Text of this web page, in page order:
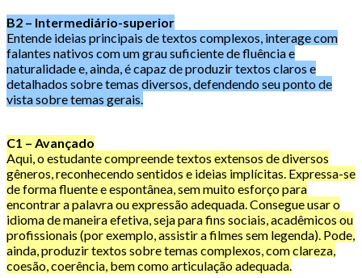
B2 – Intermediário-superior
Entende ideias principais de textos complexos, interage com
falantes nativos com um grau suficiente de fluência e
naturalidade e, ainda, é capaz de produzir textos claros e
detalhados sobre temas diversos, defendendo seu ponto de
vista sobre temas gerais.
C1 – Avançado
Aqui, o estudante compreende textos extensos de diversos
gêneros, reconhecendo sentidos e ideias implícitas. Expressa-se
de forma fluente e espontânea, sem muito esforço para
encontrar a palavra ou expressão adequada. Consegue usar o
idioma de maneira efetiva, seja para fins sociais, acadêmicos ou
profissionais (por exemplo, assistir a filmes sem legenda). Pode,
ainda, produzir textos sobre temas complexos, com clareza,
coesão, coerência, bem como articulação adequada.